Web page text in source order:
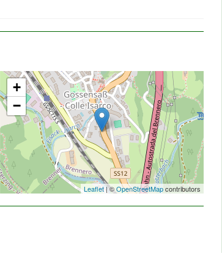
+
−
Leaflet| ©OpenStreetMapcontributors